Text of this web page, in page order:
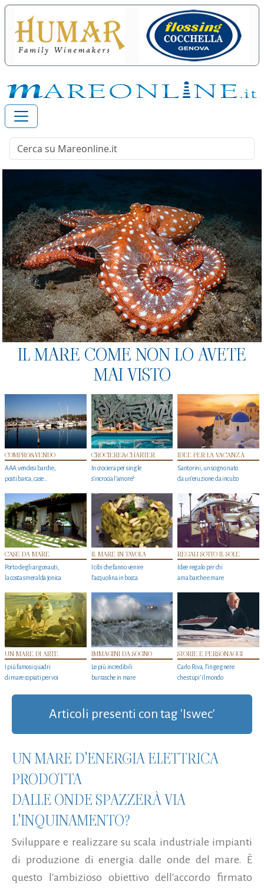
IL MARE COME NON LO AVETE
MAI VISTO
COMPRO&VENDO
AAA vendesi barche,
posti barca, case…
CROCIERE&CHARTER
In crociera per single
s'incrocia l’amore?
IDEE PER LA VACANZA
Santorini, un sogno nato
da un’eruzione da incubo
CASE DA MARE
Porto degli argonauti,
la costa smeralda jonica
IL MARE IN TAVOLA
I cibi che fanno venire
l’acquolina in bocca
REGALI SOTTO IL SOLE
Idee regalo per chi
ama barche e mare
UN MARE DI ARTE
I più famosi quadri
di mare copiati per voi
IMMAGINI DA SOGNO
Le più incredibili
burrasche in mare
STORIE E PERSONAGGI
Carlo Riva, l’ingegnere
che stupi' il mondo
Articoli presenti con tag 'Iswec'
UN MARE D'ENERGIA ELETTRICA
PRODOTTA
DALLE ONDE SPAZZERÀ VIA
L'INQUINAMENTO?
Sviluppare e realizzare su scala industriale impianti
di produzione di energia dalle onde del mare. È
questo l'ambizioso obiettivo dell'accordo firmato